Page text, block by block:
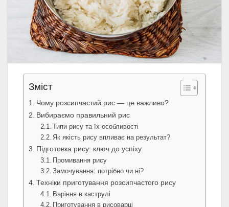
Зміст
Чому розсипчастий рис — це важливо?
Вибираємо правильний рис
Типи рису та їх особливості
Як якість рису впливає на результат?
Підготовка рису: ключ до успіху
Промивання рису
Замочування: потрібно чи ні?
Техніки приготування розсипчастого рису
Варіння в каструлі
Приготування в рисоварці